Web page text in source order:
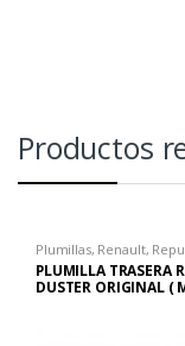
Productos
Plumillas, Renault,
PLUMILLA TRASERA
DUSTER ORIGINAL (